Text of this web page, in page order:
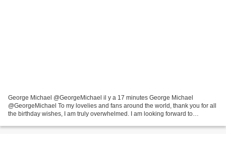
George Michael @GeorgeMichael il y a 17 minutes George Michael
the birthday wishes, I am truly overwhelmed. I am looking forward to